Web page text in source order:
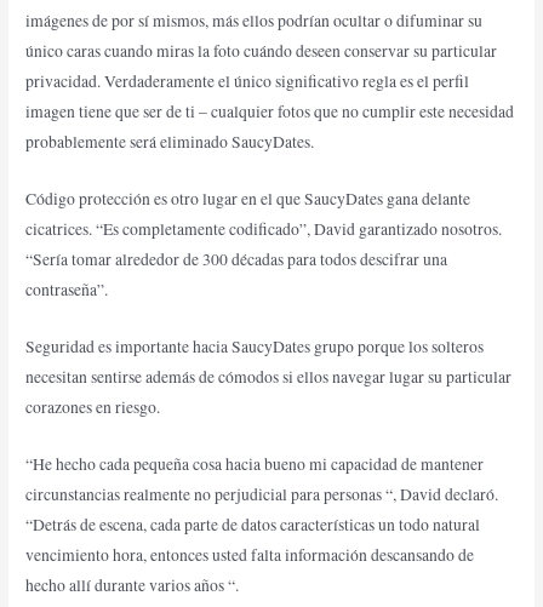
imágenes de por sí mismos, más ellos podrían ocultar o difuminar su
único caras cuando miras la foto cuándo deseen conservar su particular
privacidad. Verdaderamente el único significativo regla es el perfil
imagen tiene que ser de ti – cualquier fotos que no cumplir este necesidad
probablemente será eliminado SaucyDates.
Código protección es otro lugar en el que SaucyDates gana delante
cicatrices. “Es completamente codificado”, David garantizado nosotros.
“Sería tomar alrededor de 300 décadas para todos descifrar una
contraseña”.
Seguridad es importante hacia SaucyDates grupo porque los solteros
necesitan sentirse además de cómodos si ellos navegar lugar su particular
corazones en riesgo.
“He hecho cada pequeña cosa hacia bueno mi capacidad de mantener
circunstancias realmente no perjudicial para personas “, David declaró.
“Detrás de escena, cada parte de datos características un todo natural
vencimiento hora, entonces usted falta información descansando de
hecho allí durante varios años “.